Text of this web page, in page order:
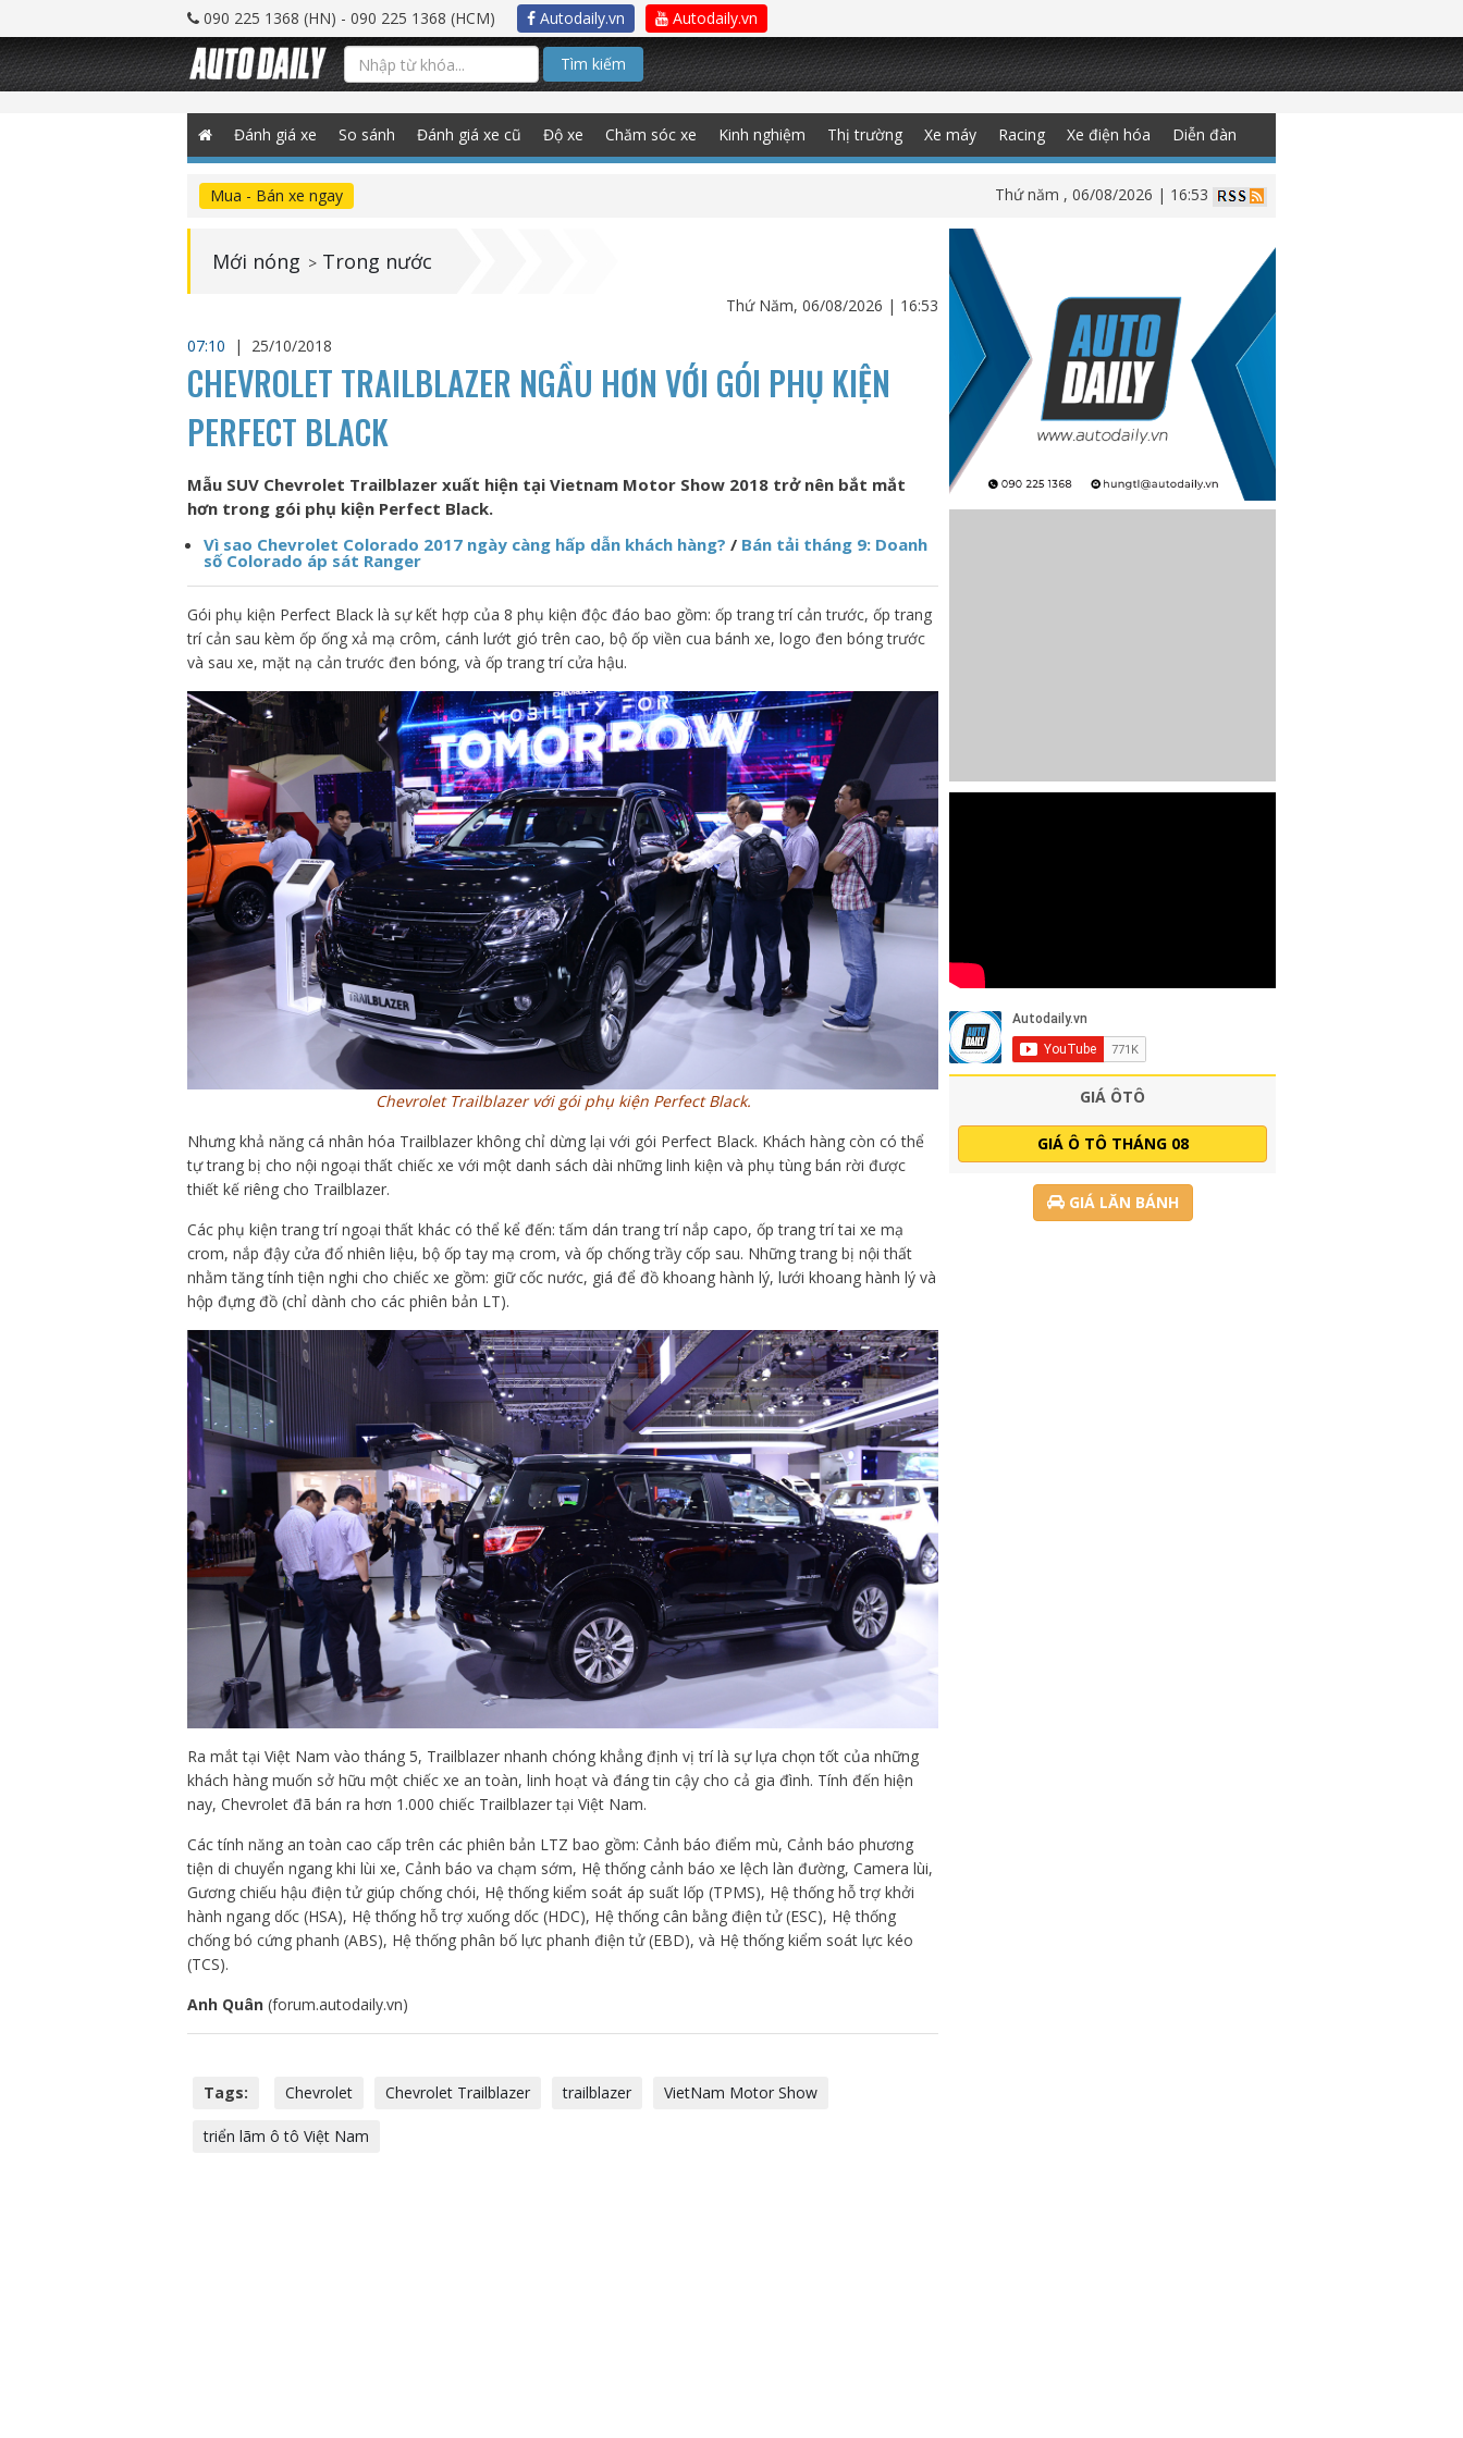
090 225 1368 (HN) - 090 225 1368 (HCM) Autodaily.vn Autodaily.vn
Tìm kiếm
Đánh giá xe So sánh Đánh giá xe cũ Độ xe Chăm sóc xe Kinh nghiệm Thị trường Xe máy Racing Xe điện hóa Diễn đàn
Mua - Bán xe ngay Thứ năm , 06/08/2026 | 16:53
Mới nóng > Trong nước
Thứ Năm, 06/08/2026 | 16:53
07:10
| 25/10/2018
CHEVROLET TRAILBLAZER NGẦU HƠN VỚI GÓI PHỤ KIỆN
PERFECT BLACK
Mẫu SUV Chevrolet Trailblazer xuất hiện tại Vietnam Motor Show 2018 trở nên bắt mắt
hơn trong gói phụ kiện Perfect Black.
Vì sao Chevrolet Colorado 2017 ngày càng hấp dẫn khách hàng? / Bán tải tháng 9: Doanh
số Colorado áp sát Ranger
Gói phụ kiện Perfect Black là sự kết hợp của 8 phụ kiện độc đáo bao gồm: ốp trang trí cản trước, ốp trang
trí cản sau kèm ốp ống xả mạ crôm, cánh lướt gió trên cao, bộ ốp viền cua bánh xe, logo đen bóng trước
và sau xe, mặt nạ cản trước đen bóng, và ốp trang trí cửa hậu.
Chevrolet Trailblazer với gói phụ kiện Perfect Black.
Nhưng khả năng cá nhân hóa Trailblazer không chỉ dừng lại với gói Perfect Black. Khách hàng còn có thể
tự trang bị cho nội ngoại thất chiếc xe với một danh sách dài những linh kiện và phụ tùng bán rời được
thiết kế riêng cho Trailblazer.
Các phụ kiện trang trí ngoại thất khác có thể kể đến: tấm dán trang trí nắp capo, ốp trang trí tai xe mạ
crom, nắp đậy cửa đổ nhiên liệu, bộ ốp tay mạ crom, và ốp chống trầy cốp sau. Những trang bị nội thất
nhằm tăng tính tiện nghi cho chiếc xe gồm: giữ cốc nước, giá để đồ khoang hành lý, lưới khoang hành lý và
hộp đựng đồ (chỉ dành cho các phiên bản LT).
Ra mắt tại Việt Nam vào tháng 5, Trailblazer nhanh chóng khẳng định vị trí là sự lựa chọn tốt của những
khách hàng muốn sở hữu một chiếc xe an toàn, linh hoạt và đáng tin cậy cho cả gia đình. Tính đến hiện
nay, Chevrolet đã bán ra hơn 1.000 chiếc Trailblazer tại Việt Nam.
Các tính năng an toàn cao cấp trên các phiên bản LTZ bao gồm: Cảnh báo điểm mù, Cảnh báo phương
tiện di chuyển ngang khi lùi xe, Cảnh báo va chạm sớm, Hệ thống cảnh báo xe lệch làn đường, Camera lùi,
Gương chiếu hậu điện tử giúp chống chói, Hệ thống kiểm soát áp suất lốp (TPMS), Hệ thống hỗ trợ khởi
hành ngang dốc (HSA), Hệ thống hỗ trợ xuống dốc (HDC), Hệ thống cân bằng điện tử (ESC), Hệ thống
chống bó cứng phanh (ABS), Hệ thống phân bố lực phanh điện tử (EBD), và Hệ thống kiểm soát lực kéo
(TCS).
Anh Quân (forum.autodaily.vn)
Tags: Chevrolet Chevrolet Trailblazer trailblazer VietNam Motor Show
triển lãm ô tô Việt Nam
GIÁ ÔTÔ
GIÁ Ô TÔ THÁNG 08
GIÁ LĂN BÁNH